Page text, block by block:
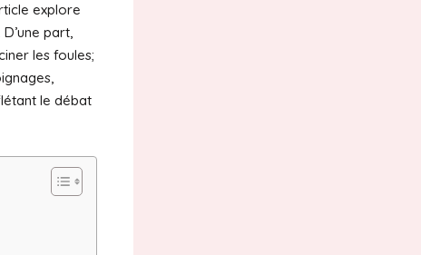
explore
part,
les foules;
le débat